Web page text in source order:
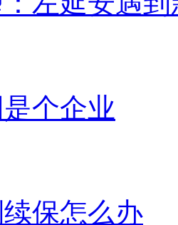
个企业
保怎么办